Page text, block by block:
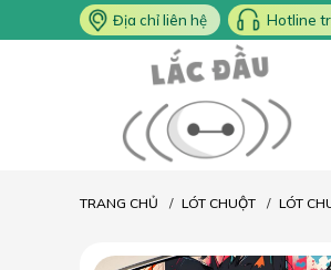
Địa chỉ liên hệ Hotline
TRANG CHỦ LÓT CHUỘT LÓT